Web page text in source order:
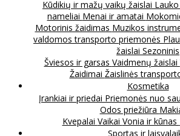
Kūdikių ir mažų vaikų žaislai
nameliai Menai ir amatai
Motorinis žaidimas Muzikos
valdomos transporto priemonės
žaislai Sezoninis
Šviesos ir garsas Vaidmenų žaislai
Žaidimai Žaislinės
Kosmetika
Įrankiai ir priedai Priemonės nuo
Odos priežiūra
Kvepalai Vaikai Vonia ir kūnas
Sportas ir